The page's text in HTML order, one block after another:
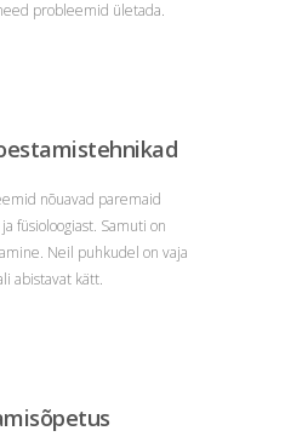
probleemid ületada.
nõuavad paremaid
füsioloogiast. Samuti on
Neil puhkudel on vaja
abistavat kätt.